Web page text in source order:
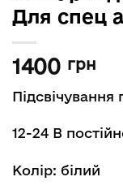
Для спец
1400 грн
12-24 В
Колір: білий